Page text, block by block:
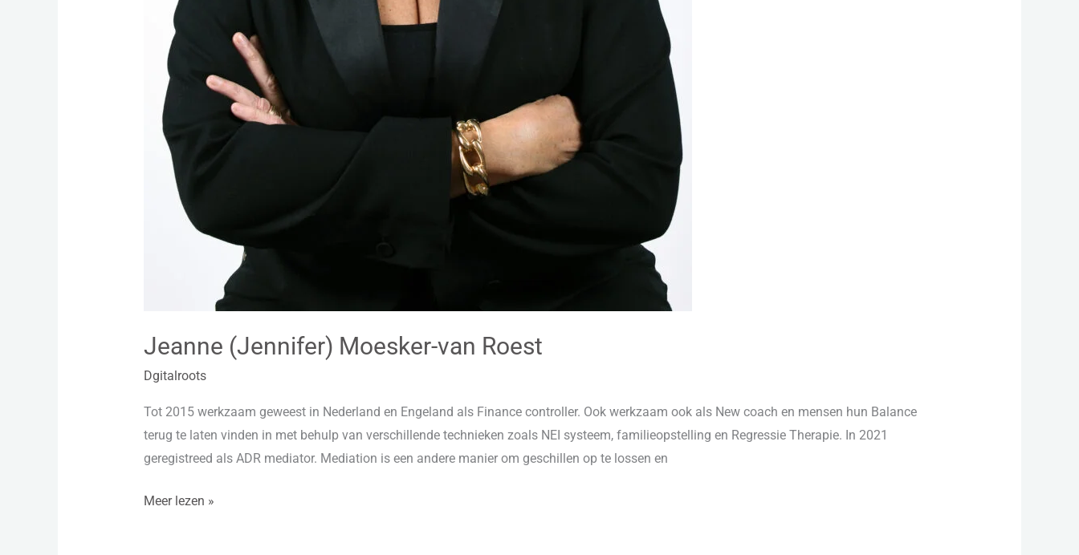
Jeanne (Jennifer) Moesker-van Roest
Dgitalroots
Tot 2015 werkzaam geweest in Nederland en Engeland als Finance controller. Ook werkzaam ook als New coach en mensen hun Balance
terug te laten vinden in met behulp van verschillende technieken zoals NEI systeem, familieopstelling en Regressie Therapie. In 2021
geregistreed als ADR mediator. Mediation is een andere manier om geschillen op te lossen en
Meer lezen »